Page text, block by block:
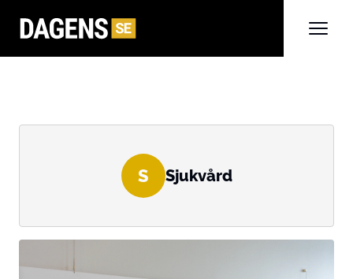
S Sjukvård